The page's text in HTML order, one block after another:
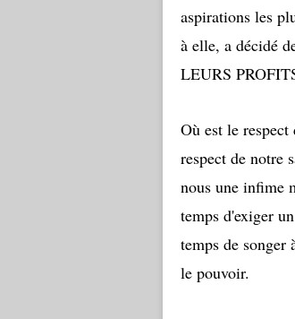
aspirations les
à elle, a décidé
LEURS
Où est le
respect de notre
nous une infime
temps d'exiger
temps de songer
le pouvoir.